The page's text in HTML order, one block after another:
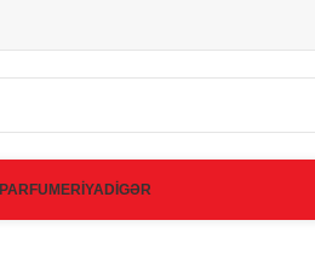
PARFUMERİYADİGƏR